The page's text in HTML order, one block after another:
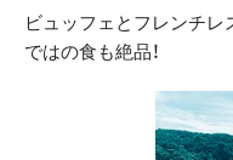
ビュッフェとフレンチレ
ではの食も絶品！